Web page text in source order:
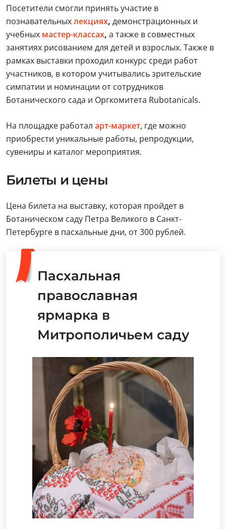
Посетители смогли принять участие в
познавательныхлекциях, демонстрационных и
учебных мастер-классах, а также в совместных
занятиях рисованием для детей и взрослых. Также в
рамках выставки проходил конкурс среди работ
участников, в котором учитывались зрительские
симпатии и номинации от сотрудников
Ботанического сада и Оргкомитета Rubotanicals.
На площадке работал арт-маркет, где можно
приобрести уникальные работы, репродукции,
сувениры и каталог мероприятия.
Билеты и цены
Цена билета на выставку, которая пройдет в
Ботаническом саду Петра Великого в Санкт-
Петербурге в пасхальные дни, от 300 рублей.
Пасхальная
православная
ярмарка в
Митрополичьем саду